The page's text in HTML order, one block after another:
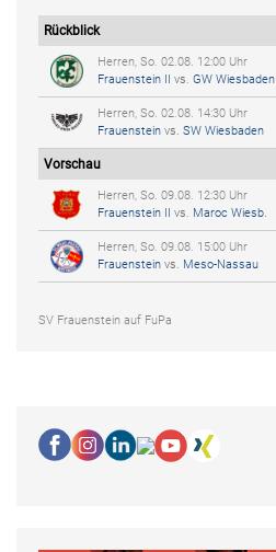
Rückblick
Herren, So. 02.08. 12:00 Uhr
Frauenstein II vs. GW Wiesbaden
Herren, So. 02.08. 14:30 Uhr
Frauenstein vs. SW Wiesbaden
Vorschau
Herren, So. 09.08. 12:30 Uhr
Frauenstein II vs. Maroc Wiesb.
Herren, So. 09.08. 15:00 Uhr
Frauenstein vs. Meso-Nassau
SV Frauenstein auf FuPa